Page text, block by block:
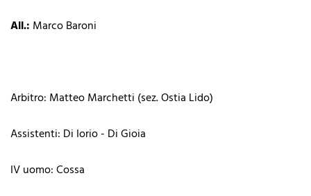
All.: Marco Baroni
Arbitro: Matteo Marchetti (sez. Ostia Lido)
Assistenti: Di Iorio - Di Gioia
IV uomo: Cossa